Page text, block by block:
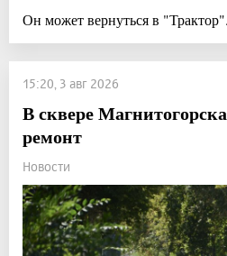
Он может вернуться в "Трактор".
15:20, 3 авг 2026
В сквере
ремонт
Новости